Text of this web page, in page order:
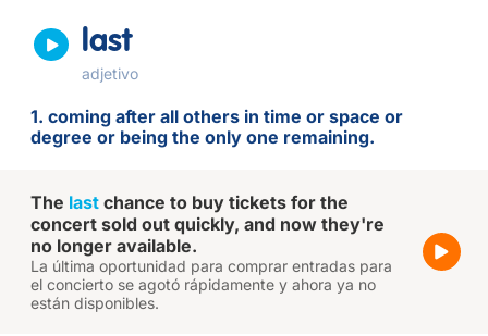
last
adjetivo
1. coming after all others in time or space or
degree or being the only one remaining.
The last chance to buy tickets for the
concert sold out quickly, and now they're
no longer available.
La última oportunidad para comprar entradas para
el concierto se agotó rápidamente y ahora ya no
están disponibles.